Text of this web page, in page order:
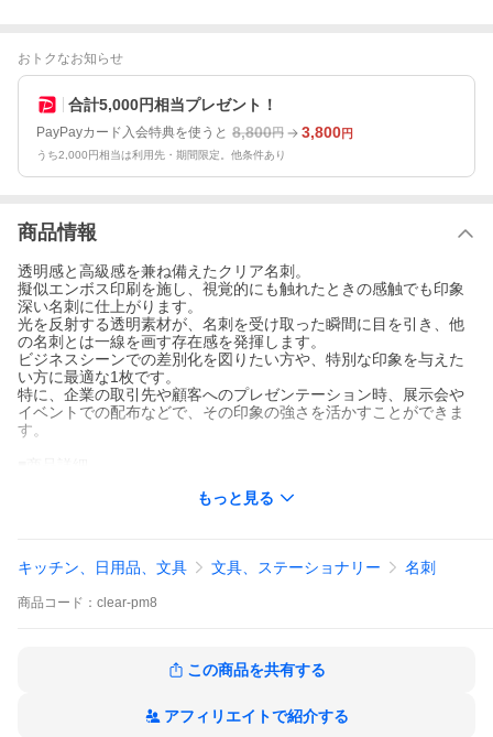
おトクなお知らせ
合計5,000円相当プレゼント！
PayPayカード入会特典を使うと 8,800円 3,800円
うち2,000円相当は利用先・期間限定。他条件あり
商品情報
透明感と高級感を兼ね備えたクリア名刺。
擬似エンボス印刷を施し、視覚的にも触れたときの感触でも印象
深い名刺に仕上がります。
光を反射する透明素材が、名刺を受け取った瞬間に目を引き、他
の名刺とは一線を画す存在感を発揮します。
ビジネスシーンでの差別化を図りたい方や、特別な印象を与えた
い方に最適な1枚です。
特に、企業の取引先や顧客へのプレゼンテーション時、展示会や
イベントでの配布などで、その印象の強さを活かすことができま
す。
数量：1箱110枚入り／梱包：紙箱
■掲載内容について
もっと見る
キッチン、日用品、文具 文具、ステーショナリー 名刺
商品 コード： clear-pm8
この商品を共有する
アフィリエイトで紹介する